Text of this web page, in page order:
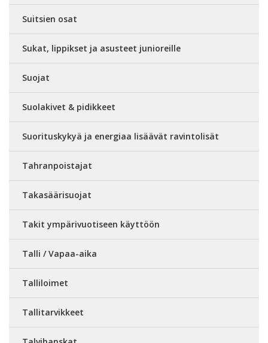
Suitsien osat
Sukat, lippikset ja asusteet junioreille
Suojat
Suolakivet & pidikkeet
Suorituskykyä ja energiaa lisäävät ravintolisät
Tahranpoistajat
Takasäärisuojat
Takit ympärivuotiseen käyttöön
Talli / Vapaa-aika
Talliloimet
Tallitarvikkeet